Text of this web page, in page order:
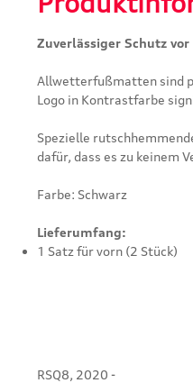
Zuverlässiger Schutz
Allwetterfußmatten sind
Logo in Kontrastfarbe
Spezielle
dafür, dass es zu keinem
Farbe: Schwarz
Lieferumfang:
1 Satz für vorn (2 Stück)
RSQ8, 2020 -